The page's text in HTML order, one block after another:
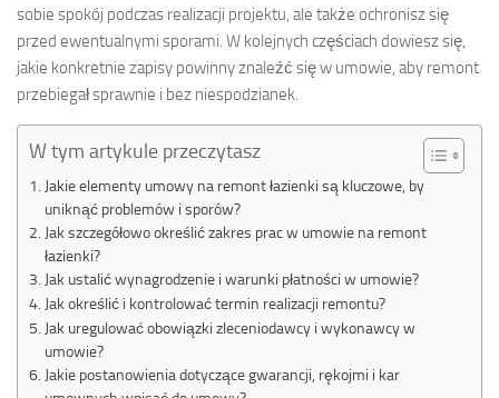
sobie spokój podczas realizacji projektu, ale także ochronisz się
przed ewentualnymi sporami. W kolejnych częściach dowiesz się,
jakie konkretnie zapisy powinny znaleźć się w umowie, aby remont
przebiegał sprawnie i bez niespodzianek.
W tym artykule przeczytasz
Jakie elementy umowy na remont łazienki są kluczowe, by
uniknąć problemów i sporów?
Jak szczegółowo określić zakres prac w umowie na remont
łazienki?
Jak ustalić wynagrodzenie i warunki płatności w umowie?
Jak określić i kontrolować termin realizacji remontu?
Jak uregulować obowiązki zleceniodawcy i wykonawcy w
umowie?
Jakie postanowienia dotyczące gwarancji, rękojmi i kar